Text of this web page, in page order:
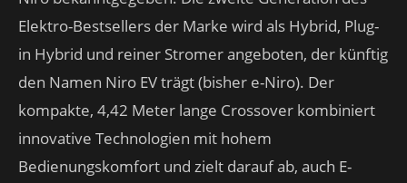
Elektro-Bestsellers der Marke wird als Hybrid, Plug-
in Hybrid und reiner Stromer angeboten, der künftig
den Namen Niro EV trägt (bisher e-Niro). Der
kompakte, 4,42 Meter lange Crossover kombiniert
innovative Technologien mit hohem
Bedienungskomfort und zielt darauf ab, auch E-